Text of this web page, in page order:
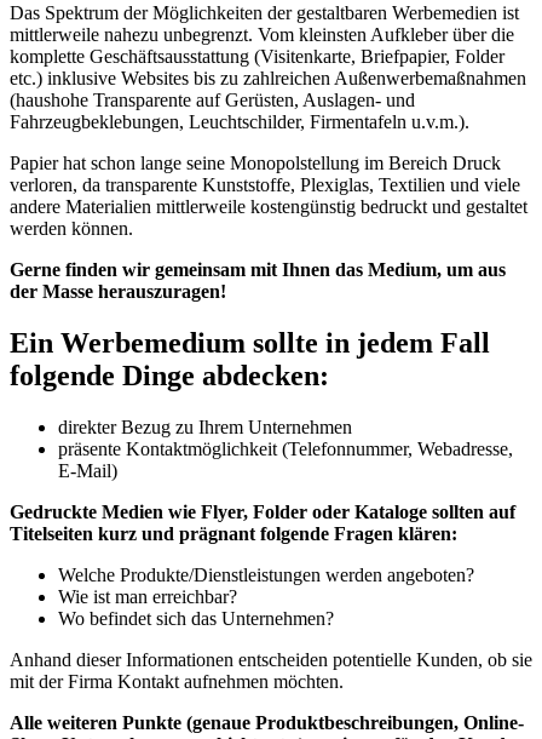
Das Spektrum der Möglichkeiten der gestaltbaren Werbemedien ist
mittlerweile nahezu unbegrenzt. Vom kleinsten Aufkleber über die
komplette Geschäftsausstattung (Visitenkarte, Briefpapier, Folder
etc.) inklusive Websites bis zu zahlreichen Außenwerbemaßnahmen
(haushohe Transparente auf Gerüsten, Auslagen- und
Fahrzeugbeklebungen, Leuchtschilder, Firmentafeln u.v.m.).
Papier hat schon lange seine Monopolstellung im Bereich Druck
verloren, da transparente Kunststoffe, Plexiglas, Textilien und viele
andere Materialien mittlerweile kostengünstig bedruckt und gestaltet
werden können.
Gerne finden wir gemeinsam mit Ihnen das Medium, um aus
der Masse herauszuragen!
Ein Werbemedium sollte in jedem Fall
folgende Dinge abdecken:
direkter Bezug zu Ihrem Unternehmen
präsente Kontaktmöglichkeit (Telefonnummer, Webadresse,
E-Mail)
Gedruckte Medien wie Flyer, Folder oder Kataloge sollten auf
Titelseiten kurz und prägnant folgende Fragen klären:
Welche Produkte/Dienstleistungen werden angeboten?
Wie ist man erreichbar?
Wo befindet sich das Unternehmen?
Anhand dieser Informationen entscheiden potentielle Kunden, ob sie
mit der Firma Kontakt aufnehmen möchten.
Alle weiteren Punkte (genaue Produktbeschreibungen, Online-